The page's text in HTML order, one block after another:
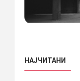
НАЈЧИТАНИ